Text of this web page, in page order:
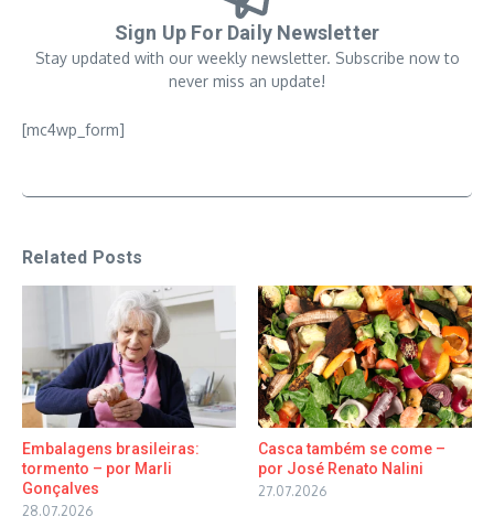
Sign Up For Daily Newsletter
Stay updated with our weekly newsletter. Subscribe now to
never miss an update!
[mc4wp_form]
Related Posts
Embalagens brasileiras:
tormento – por Marli
Gonçalves
28.07.2026
Casca também se come –
por José Renato Nalini
27.07.2026